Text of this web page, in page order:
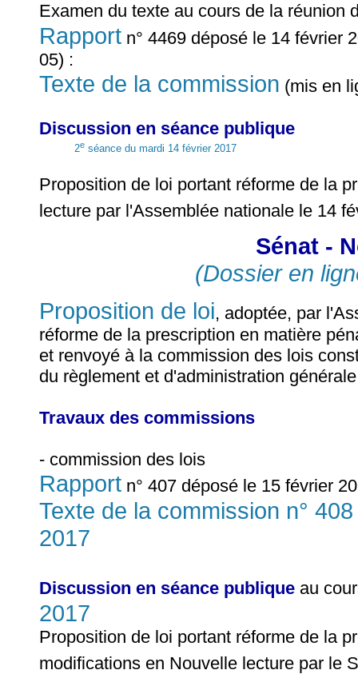
Examen du texte au cours de la réunion
Rapport n° 4469 déposé le 14 février
05) :
Texte de la commission (mis en
Discussion en séance publique
2e séance du mardi 14 février 2017
Proposition de loi portant réforme de la
lecture par l'Assemblée nationale le 14
Sénat -
(Dossier en
Proposition de loi, adoptée, par
réforme de la prescription en matière
et renvoyé à la commission des lois
du règlement et d'administration générale
Travaux des commissions
- commission des lois
Rapport n° 407 déposé le 15 février
Texte de la commission n°
2017
Discussion en séance publique au
2017
Proposition de loi portant réforme de la
modifications en Nouvelle lecture par le